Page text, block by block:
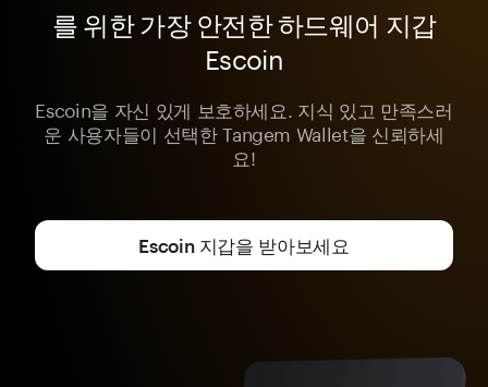
를 위한 가장 안전한 하드웨어 지갑
Escoin
Escoin을 자신 있게 보호하세요. 지식 있고 만족스러
운 사용자들이 선택한 Tangem Wallet을 신뢰하세
요!
Escoin 지갑을 받아보세요